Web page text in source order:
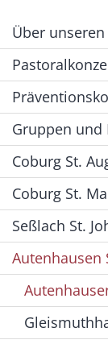
Über
Gruppen und
Coburg St.
Coburg St.
Seßlach St.
Autenhausen